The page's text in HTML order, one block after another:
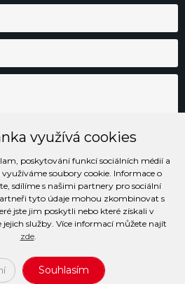
souhlasím se zpracováním osobních údajů
užívání stránek
zpracování osobních údajů
využívá cookies
poskytování funkcí sociálních médií a
soubory cookie. Informace o
sdílíme s našimi partnery pro sociální
tyto údaje mohou zkombinovat s
jste jim poskytli nebo které získali v
jejich služby. Více informací můžete najít
zde.
Souhlasím